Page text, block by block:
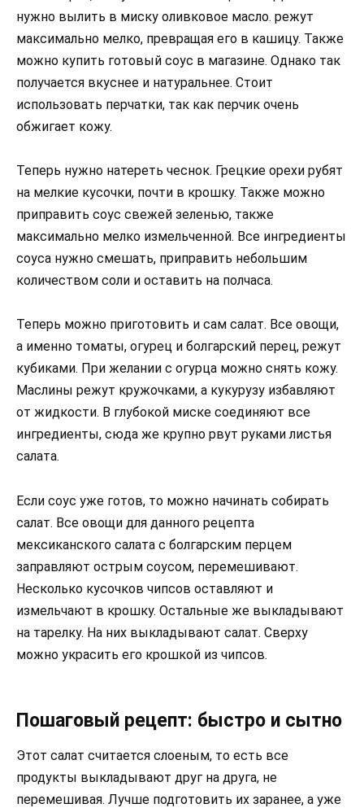
нужно вылить в миску оливковое масло. режут
максимально мелко, превращая его в кашицу. Также
можно купить готовый соус в магазине. Однако так
получается вкуснее и натуральнее. Стоит
использовать перчатки, так как перчик очень
обжигает кожу.
Теперь нужно натереть чеснок. Грецкие орехи рубят
на мелкие кусочки, почти в крошку. Также можно
приправить соус свежей зеленью, также
максимально мелко измельченной. Все ингредиенты
соуса нужно смешать, приправить небольшим
количеством соли и оставить на полчаса.
Теперь можно приготовить и сам салат. Все овощи,
а именно томаты, огурец и болгарский перец, режут
кубиками. При желании с огурца можно снять кожу.
Маслины режут кружочками, а кукурузу избавляют
от жидкости. В глубокой миске соединяют все
ингредиенты, сюда же крупно рвут руками листья
салата.
Если соус уже готов, то можно начинать собирать
салат. Все овощи для данного рецепта
мексиканского салата с болгарским перцем
заправляют острым соусом, перемешивают.
Несколько кусочков чипсов оставляют и
измельчают в крошку. Остальные же выкладывают
на тарелку. На них выкладывают салат. Сверху
можно украсить его крошкой из чипсов.
Пошаговый рецепт: быстро и сытно
Этот салат считается слоеным, то есть все
продукты выкладывают друг на друга, не
перемешивая. Лучше подготовить их заранее, а уже